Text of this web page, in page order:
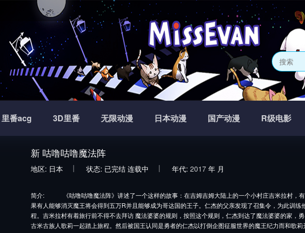
里番acg 3D里番 无限动漫 日本动漫 国产动漫 R级电影
新 咕噜咕噜魔法阵
地区: 日本 状态: 已完结 连载中 年代: 2017 年 月
简介:
《咕噜咕噜魔法阵》讲述了一个这样的故事：在吉姆吉姆大陆上的一个小村庄吉米拉村，
果有人能够消灭魔王将会得到五万R并且能够成为哥达国的王子。仁杰的父亲发现了召集令，为此训
程。吉米拉村有着旅行前不得不去拜访 魔法婆婆的规则，按照这个规则，仁杰到达了魔法婆婆的家，
古米古族人歌莉一起踏上旅程。然后被国王认同是勇者的仁杰以打倒企图征服世界的魔王纪力而和歌莉